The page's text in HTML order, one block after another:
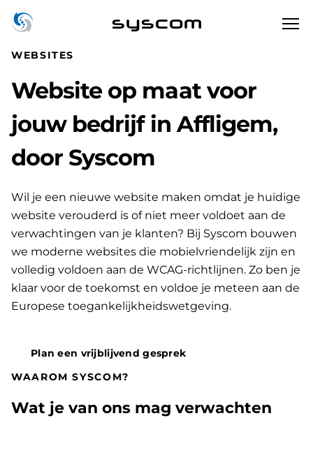
syscom
WEBSITES
Website op maat voor
jouw bedrijf in Affligem,
door Syscom
Wil je een nieuwe website maken omdat je huidige
website verouderd is of niet meer voldoet aan de
verwachtingen van je klanten? Bij Syscom bouwen
we moderne websites die mobielvriendelijk zijn en
volledig voldoen aan de WCAG-richtlijnen. Zo ben je
klaar voor de toekomst en voldoe je meteen aan de
Europese toegankelijkheidswetgeving.
Plan een vrijblijvend gesprek
WAAROM SYSCOM?
Wat je van ons mag verwachten